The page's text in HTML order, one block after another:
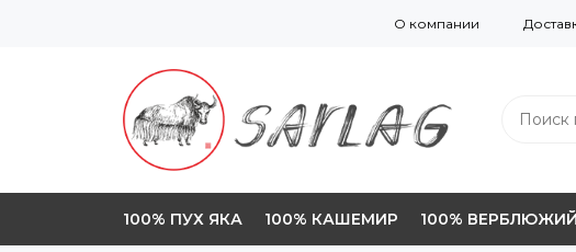
О компании
100% ПУХ ЯКА 100% КАШЕМИР 100%